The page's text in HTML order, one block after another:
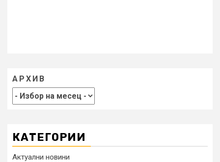
АРХИВ
КАТЕГОРИИ
Актуални новини